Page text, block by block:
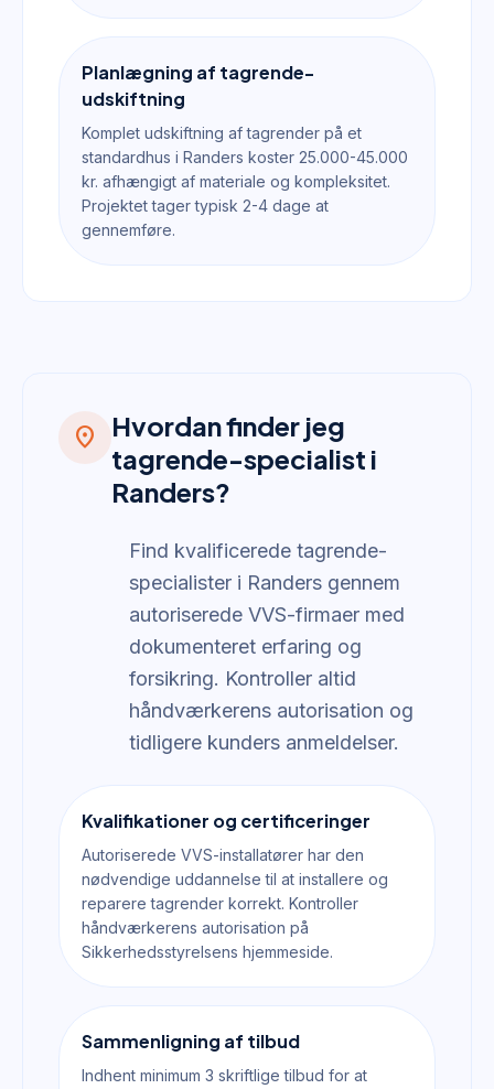
Planlægning af tagrende-
udskiftning
Komplet udskiftning af tagrender på et
standardhus i Randers koster 25.000-45.000
kr. afhængigt af materiale og kompleksitet.
Projektet tager typisk 2-4 dage at
gennemføre.
location_on
Hvordan finder jeg
tagrende-specialist i
Randers?
Find kvalificerede tagrende-
specialister i Randers gennem
autoriserede VVS-firmaer med
dokumenteret erfaring og
forsikring. Kontroller altid
håndværkerens autorisation og
tidligere kunders anmeldelser.
Kvalifikationer og certificeringer
Autoriserede VVS-installatører har den
nødvendige uddannelse til at installere og
reparere tagrender korrekt. Kontroller
håndværkerens autorisation på
Sikkerhedsstyrelsens hjemmeside.
Sammenligning af tilbud
Indhent minimum 3 skriftlige tilbud for at